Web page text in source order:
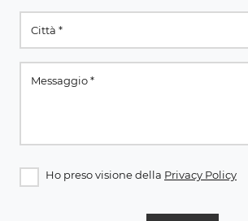
Ho preso visione della Privacy Policy